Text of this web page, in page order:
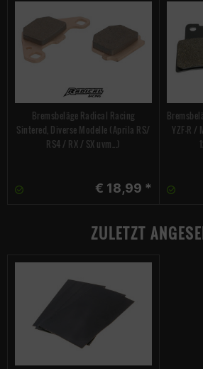
Bremsbeläge Radical Racing
Sintered, Diverse Modelle (Aprila RS/
RS4 / RX / SX uvm...)
€ 18,99 *
YZF-R /
ZULETZT